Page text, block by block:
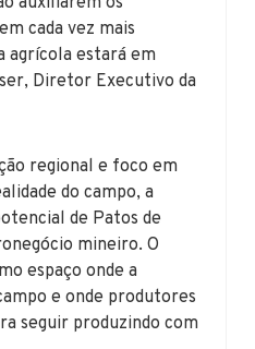
cada vez mais
agrícola estará em
Diretor Executivo da
regional e foco em
do campo, a
de Patos de
mineiro. O
espaço onde a
e onde produtores
seguir produzindo com